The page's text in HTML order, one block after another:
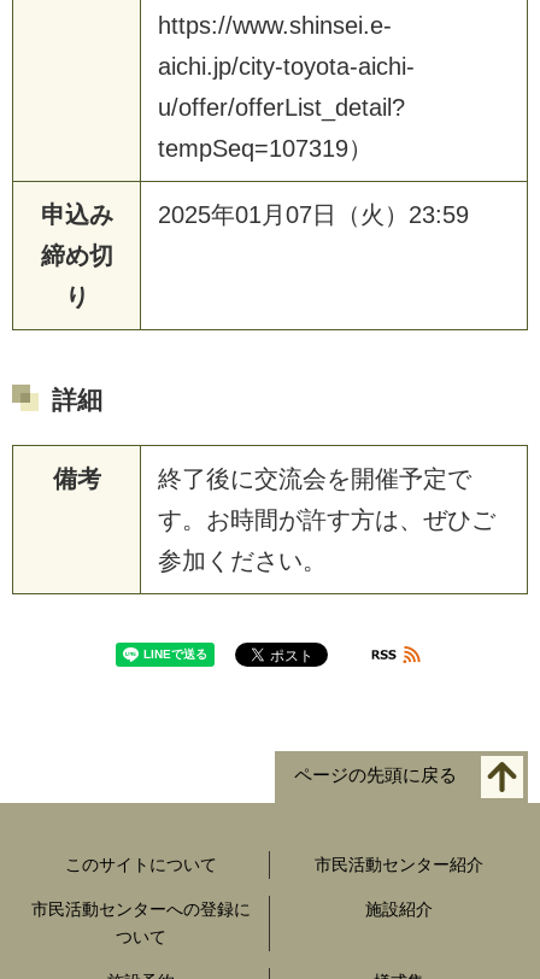
https://www.shinsei.e-
aichi.jp/city-toyota-aichi-
u/offer/offerList_detail?
tempSeq=107319）
申込み
締め切
り
2025年01月07日（火）23:59
詳細
備考
終了後に交流会を開催予定で
す。お時間が許す方は、ぜひご
参加ください。
ページの先頭に戻る
このサイトについて 市民活動センター紹介
市民活動センターへの登録に
ついて
施設紹介